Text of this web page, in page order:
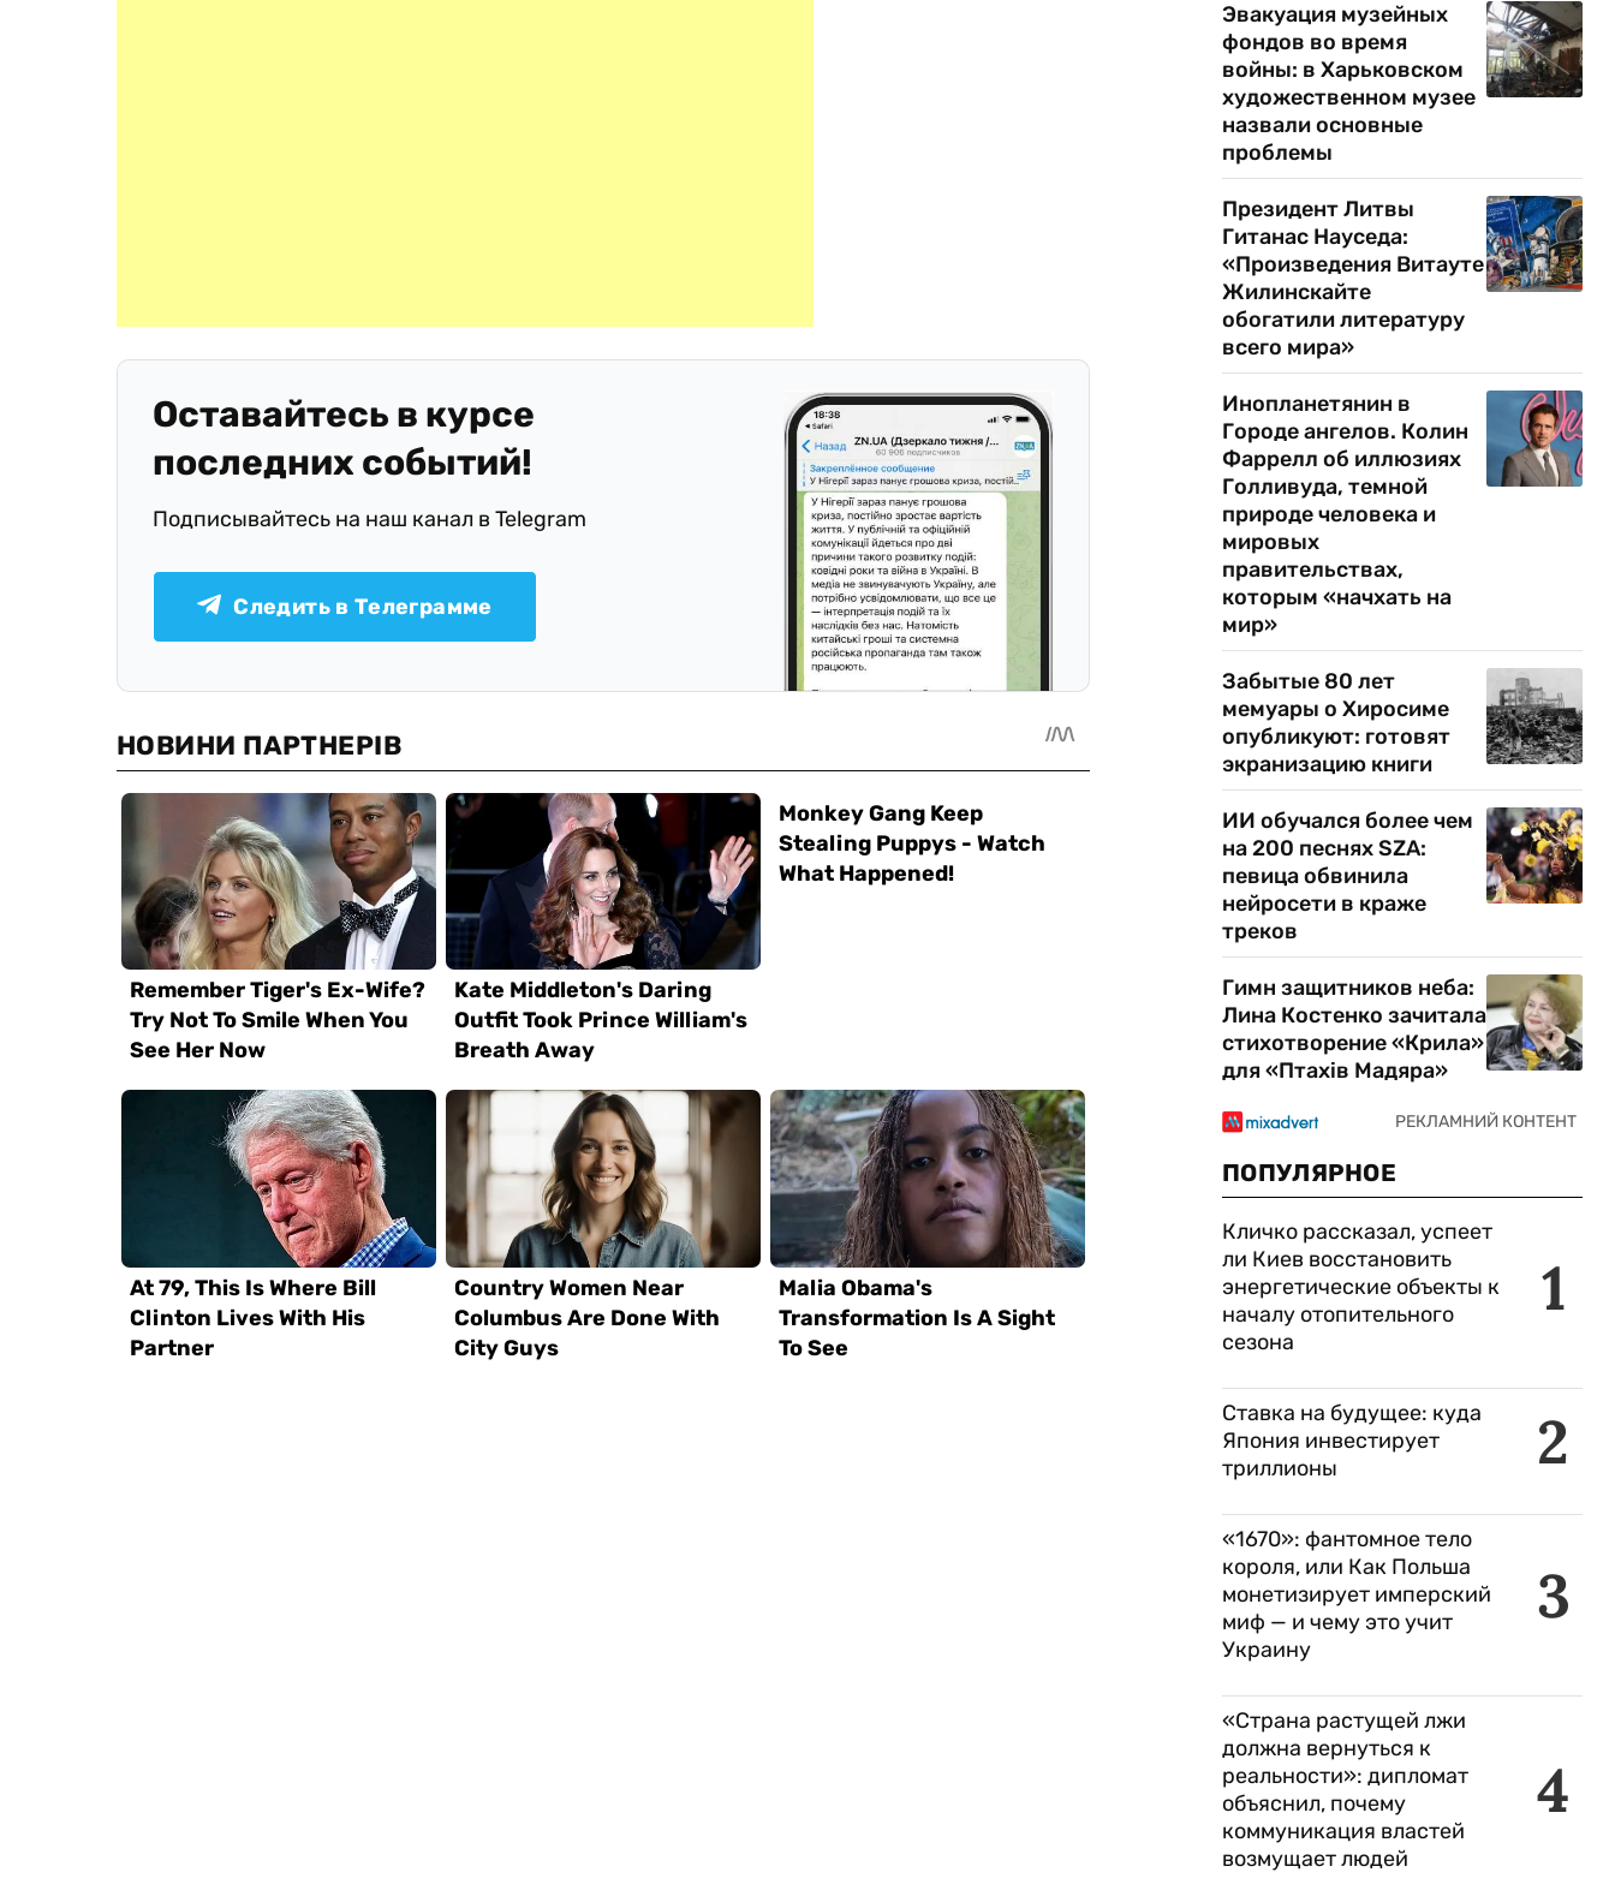
Оставайтесь в курсе
последних событий!
Подписывайтесь на наш канал в Telegram
Следить в Телеграмме
Эвакуация музейных
фондов во время
войны: в Харьковском
художественном музее
назвали основные
проблемы
Президент Литвы
Гитанас Науседа:
«Произведения Витауте
Жилинскайте
обогатили литературу
всего мира»
Инопланетянин в
Городе ангелов. Колин
Фаррелл об иллюзиях
Голливуда, темной
природе человека и
мировых
правительствах,
которым «начхать на
мир»
Забытые 80 лет
мемуары о Хиросиме
опубликуют: готовят
экранизацию книги
ИИ обучался более чем
на 200 песнях SZA:
певица обвинила
нейросети в краже
треков
Гимн защитников неба:
Лина Костенко зачитала
стихотворение «Крила»
для «Птахів Мадяра»
ПОПУЛЯРНОЕ
1
Кличко рассказал, успеет
ли Киев восстановить
энергетические объекты к
началу отопительного
сезона
2
Ставка на будущее: куда
Япония инвестирует
триллионы
3
«1670»: фантомное тело
короля, или Как Польша
монетизирует имперский
миф — и чему это учит
Украину
4
«Страна растущей лжи
должна вернуться к
реальности»: дипломат
объяснил, почему
коммуникация властей
возмущает людей